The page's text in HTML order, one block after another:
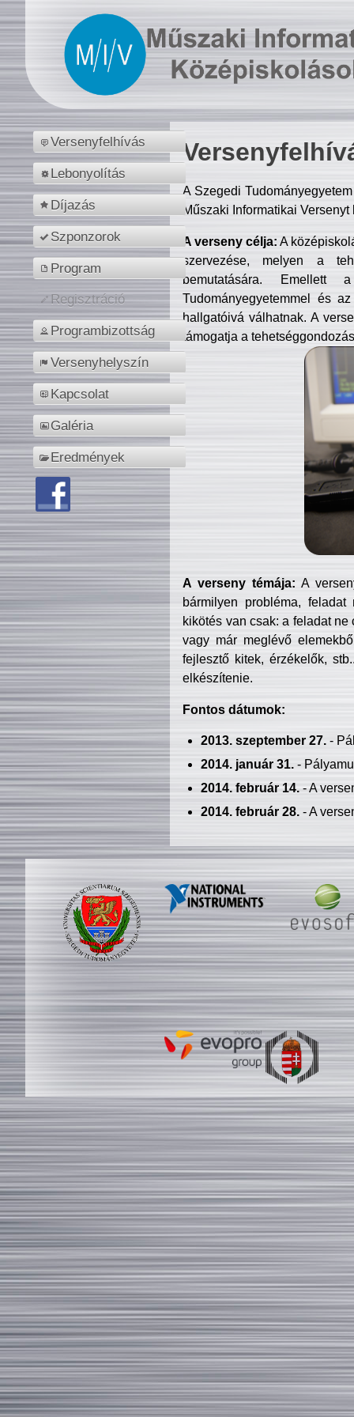
Versenyfelhívás
Lebonyolítás
Díjazás
Szponzorok
Program
Regisztráció
Programbizottság
Versenyhelyszín
Kapcsolat
Galéria
Eredmények
A Szegedi
Műszaki Informatikai
A verseny célja: A
szervezése, melyen a
bemutatására. Emellett
Tudományegyetemmel és
hallgatóivá válhatnak. A
támogatja a
A verseny témája: A
bármilyen probléma, feladat
kikötés van csak: a feladat
vagy már meglévő
fejlesztő kitek, érzékelők,
elkészítenie.
Fontos dátumok:
2013. szeptember 27.-
2014. január 31.-
2014. február 14.- A
2014. február 28.- A